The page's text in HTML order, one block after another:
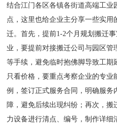
结合江门各区各镇各街道高端工业
点，这里也给企业主分享一些实
迁。首先，提前1-2个月规划搬迁
业，要提前对接搬迁公司与园区
等手续，避免临时抱佛脚导致工
只看价格，要重点考察企业的专
例，签订正式服务合同，明确服
障，避免后续出现纠纷；再次，
力设备进行清点、编号，制作详